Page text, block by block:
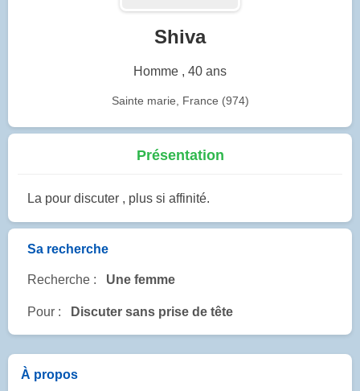
Shiva
Homme , 40 ans
Sainte marie, France (974)
Présentation
La pour discuter , plus si affinité.
Sa recherche
Recherche : Une femme
Pour : Discuter sans prise de tête
À propos